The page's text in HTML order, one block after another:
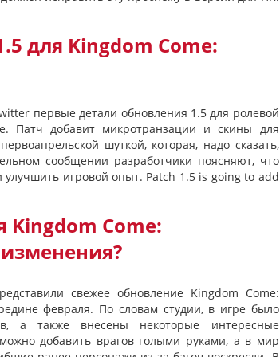
для Kingdom Come:
первые детали обновления 1.5 для ролевой
Патч добавит микротранзации и скины для
шуткой, которая, надо сказать,
сообщении разработчики поясняют, что
игровой опыт. Patch 1.5 is going to add
Kingdom Come:
свежее обновление Kingdom Come:
февраля. По словам студии, в игре было
а также внесены некоторые интересные
добавить врагов голыми руками, а в мир